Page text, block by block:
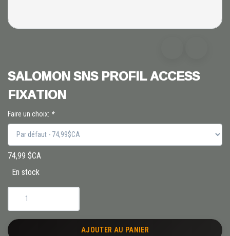
SALOMON SNS PROFIL ACCESS
FIXATION
Faire un choix: *
74,99 $CA
En stock
AJOUTER AU PANIER